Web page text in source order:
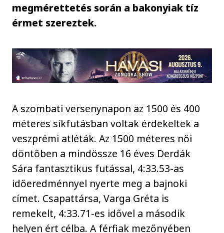
megmérettetés során a bakonyiak tíz
érmet szereztek.
A szombati versenynapon az 1500 és 400
méteres síkfutásban voltak érdekeltek a
veszprémi atléták. Az 1500 méteres női
döntőben a mindössze 16 éves Derdák
Sára fantasztikus futással, 4:33.53-as
időeredménnyel nyerte meg a bajnoki
címet. Csapattársa, Varga Gréta is
remekelt, 4:33.71-es idővel a második
helyen ért célba. A férfiak mezőnyében